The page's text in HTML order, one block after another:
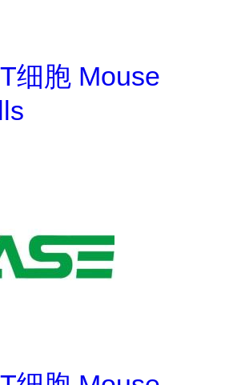
细胞 Mouse